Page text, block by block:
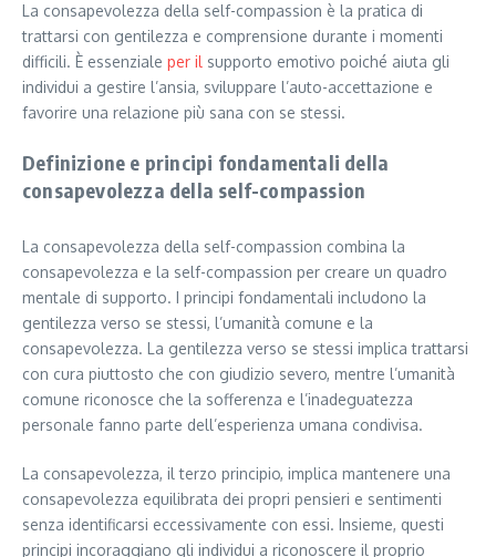
La consapevolezza della self-compassion è la pratica di
trattarsi con gentilezza e comprensione durante i momenti
difficili. È essenziale per il supporto emotivo poiché aiuta gli
individui a gestire l’ansia, sviluppare l’auto-accettazione e
favorire una relazione più sana con se stessi.
Definizione e principi fondamentali della
consapevolezza della self-compassion
La consapevolezza della self-compassion combina la
consapevolezza e la self-compassion per creare un quadro
mentale di supporto. I principi fondamentali includono la
gentilezza verso se stessi, l’umanità comune e la
consapevolezza. La gentilezza verso se stessi implica trattarsi
con cura piuttosto che con giudizio severo, mentre l’umanità
comune riconosce che la sofferenza e l’inadeguatezza
personale fanno parte dell’esperienza umana condivisa.
La consapevolezza, il terzo principio, implica mantenere una
consapevolezza equilibrata dei propri pensieri e sentimenti
senza identificarsi eccessivamente con essi. Insieme, questi
principi incoraggiano gli individui a riconoscere il proprio